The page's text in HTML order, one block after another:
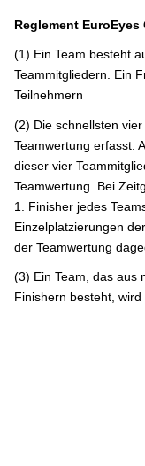
Reglement EuroEyes
(1) Ein Team besteht
Teammitgliedern. Ein
Teilnehmern
(2) Die schnellsten
Teamwertung erfasst.
dieser vier
Teamwertung. Bei
1. Finisher jedes
Einzelplatzierungen
der Teamwertung
(3) Ein Team, das aus
Finishern besteht,